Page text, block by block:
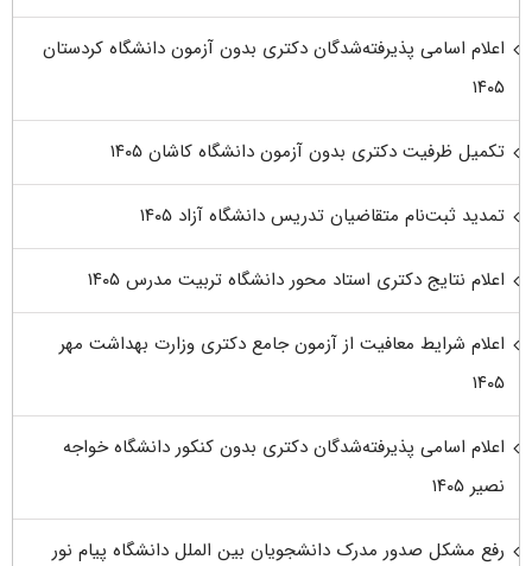
اعلام اسامی پذیرفته‌شدگان دکتری بدون آزمون دانشگاه کردستان
۱۴۰۵
تکمیل ظرفیت دکتری بدون آزمون دانشگاه کاشان ۱۴۰۵
تمدید ثبت‌نام متقاضیان تدریس دانشگاه آزاد ۱۴۰۵
اعلام نتایج دکتری استاد محور دانشگاه تربیت مدرس ۱۴۰۵
اعلام شرایط معافیت از آزمون جامع دکتری وزارت بهداشت مهر
۱۴۰۵
اعلام اسامی پذیرفته‌شدگان دکتری بدون کنکور دانشگاه خواجه
نصیر ۱۴۰۵
رفع مشکل صدور مدرک دانشجویان بین الملل دانشگاه پیام نور